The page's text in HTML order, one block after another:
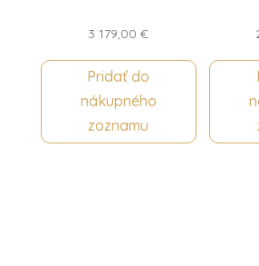
3 179,00€
Pridať do
nákupného
zoznamu